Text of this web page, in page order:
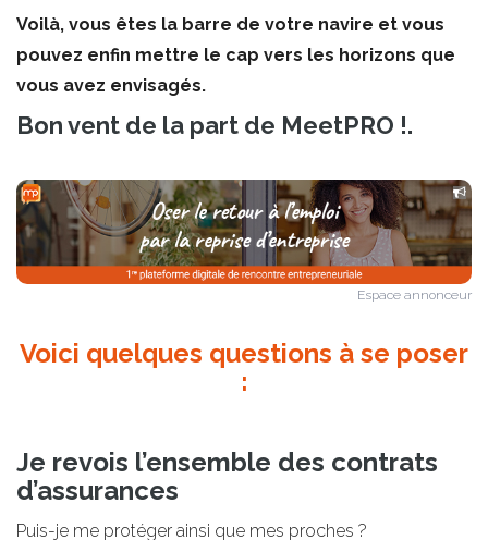
Voilà, vous êtes la barre de votre navire et vous
pouvez enfin mettre le cap vers les horizons que
vous avez envisagés.
Bon vent de la part de MeetPRO !.
Espace annonceur
Voici quelques questions à se poser
:
Je revois l’ensemble des contrats
d’assurances
Puis-je me protéger ainsi que mes proches ?